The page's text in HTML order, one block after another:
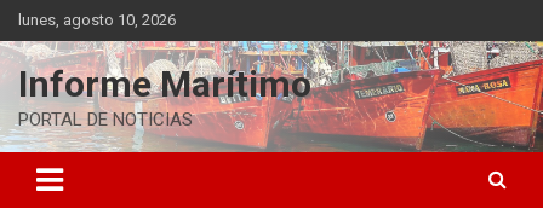
Saltar
al
contenido
lunes, agosto 10, 2026
Informe Marítimo
PORTAL DE NOTICIAS